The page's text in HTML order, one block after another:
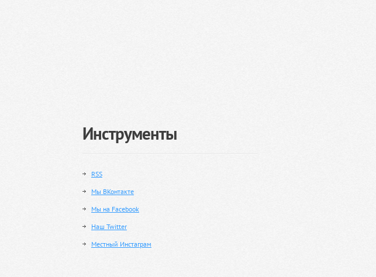
Инструменты
RSS
Мы ВКонтакте
Мы на Facebook
Наш Twitter
Местный Инстаграм